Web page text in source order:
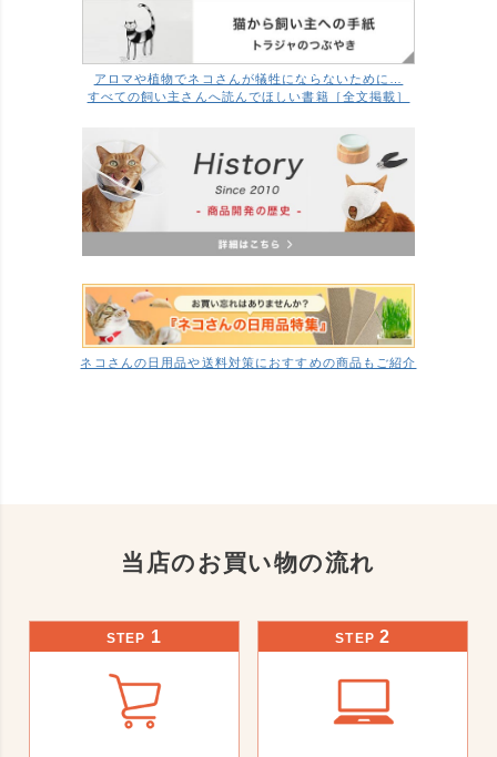
アロマや植物でネコさんが犠牲にならないために…
すべての飼い主さんへ読んでほしい書籍［全文掲載］
ネコさんの日用品や送料対策におすすめの商品もご紹介
当店のお買い物の流れ
STEP 1 STEP 2